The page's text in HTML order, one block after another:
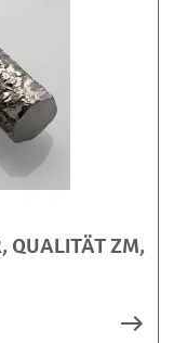
QUALITÄT ZM,